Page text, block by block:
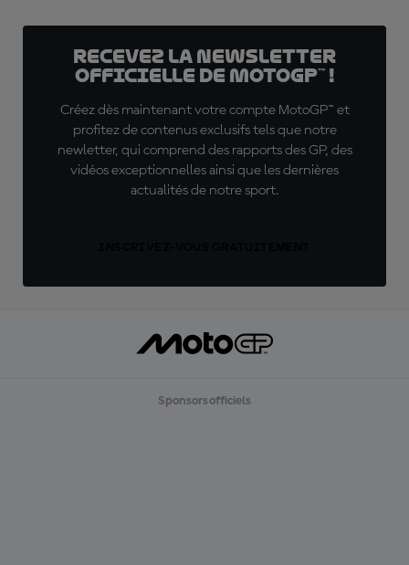
Recevez la Newsletter
officielle de MotoGP™ !
Créez dès maintenant votre compte MotoGP™ et
profitez de contenus exclusifs tels que notre
newletter, qui comprend des rapports des GP, des
vidéos exceptionnelles ainsi que les dernières
actualités de notre sport.
Sponsors officiels